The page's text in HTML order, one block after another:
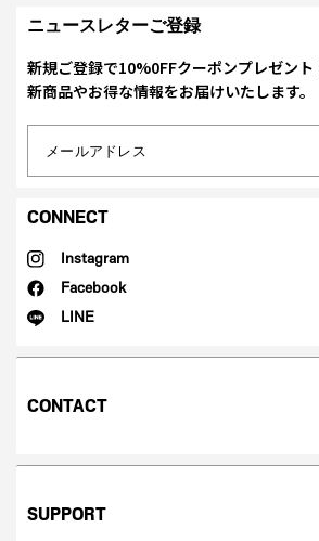
ニュースレターご登録
新規ご登録で10%0FFクーポンプレゼント
新商品やお得な情報をお届けいたします。
メールアドレス
CONNECT
Instagram
Facebook
LINE
CONTACT
SUPPORT